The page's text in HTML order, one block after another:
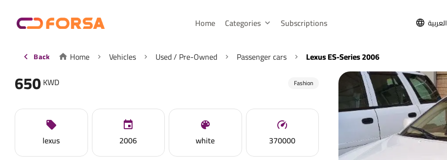
Home Categories Subscriptions العربية
Back Home Vehicles Used / Pre-Owned Passenger cars Lexus ES-Series 2006
650 KWD Fashion
lexus 2006 white 370000